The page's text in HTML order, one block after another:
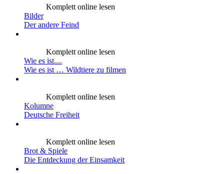
Komplett online lesen
Bilder
Der andere Feind
Komplett online lesen
Wie es ist....
Wie es ist … Wildtiere zu filmen
Komplett online lesen
Kolumne
Deutsche Freiheit
Komplett online lesen
Brot & Spiele
Die Entdeckung der Einsamkeit